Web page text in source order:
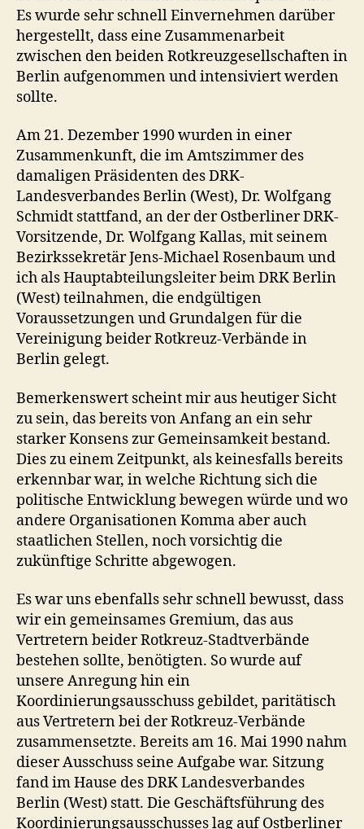
Es wurde sehr schnell Einvernehmen darüber
hergestellt, dass eine Zusammenarbeit
zwischen den beiden Rotkreuzgesellschaften in
Berlin aufgenommen und intensiviert werden
sollte.
Am 21. Dezember 1990 wurden in einer
Zusammenkunft, die im Amtszimmer des
damaligen Präsidenten des DRK-
Landesverbandes Berlin (West), Dr. Wolfgang
Schmidt stattfand, an der der Ostberliner DRK-
Vorsitzende, Dr. Wolfgang Kallas, mit seinem
Bezirkssekretär Jens-Michael Rosenbaum und
ich als Hauptabteilungsleiter beim DRK Berlin
(West) teilnahmen, die endgültigen
Voraussetzungen und Grundalgen für die
Vereinigung beider Rotkreuz-Verbände in
Berlin gelegt.
Bemerkenswert scheint mir aus heutiger Sicht
zu sein, das bereits von Anfang an ein sehr
starker Konsens zur Gemeinsamkeit bestand.
Dies zu einem Zeitpunkt, als keinesfalls bereits
erkennbar war, in welche Richtung sich die
politische Entwicklung bewegen würde und wo
andere Organisationen Komma aber auch
staatlichen Stellen, noch vorsichtig die
zukünftige Schritte abgewogen.
Es war uns ebenfalls sehr schnell bewusst, dass
wir ein gemeinsames Gremium, das aus
Vertretern beider Rotkreuz-Stadtverbände
bestehen sollte, benötigten. So wurde auf
unsere Anregung hin ein
Koordinierungsausschuss gebildet, paritätisch
aus Vertretern bei der Rotkreuz-Verbände
zusammensetzte. Bereits am 16. Mai 1990 nahm
dieser Ausschuss seine Aufgabe war. Sitzung
fand im Hause des DRK Landesverbandes
Berlin (West) statt. Die Geschäftsführung des
Koordinierungsausschusses lag auf Ostberliner